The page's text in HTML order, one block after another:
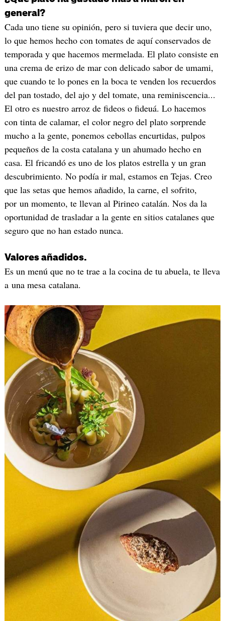
general?
Cada uno tiene su opinión, pero si tuviera que decir uno,
lo que hemos hecho con tomates de aquí conservados de
temporada y que hacemos mermelada. El plato consiste en
una crema de erizo de mar con delicado sabor de umami,
que cuando te lo pones en la boca te venden los recuerdos
del pan tostado, del ajo y del tomate, una reminiscencia...
El otro es nuestro arroz de fideos o fideuá. Lo hacemos
con tinta de calamar, el color negro del plato sorprende
mucho a la gente, ponemos cebollas encurtidas, pulpos
pequeños de la costa catalana y un ahumado hecho en
casa. El fricandó es uno de los platos estrella y un gran
descubrimiento. No podía ir mal, estamos en Tejas. Creo
que las setas que hemos añadido, la carne, el sofrito,
por un momento, te llevan al Pirineo catalán. Nos da la
oportunidad de trasladar a la gente en sitios catalanes que
seguro que no han estado nunca.
Valores añadidos.
Es un menú que no te trae a la cocina de tu abuela, te lleva
a una mesa catalana.